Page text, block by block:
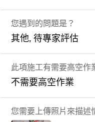
您遇到的問題是？
其他, 待專家評估
此項施工有需要高空作
不需要高空作業
您需要上傳照片來描述